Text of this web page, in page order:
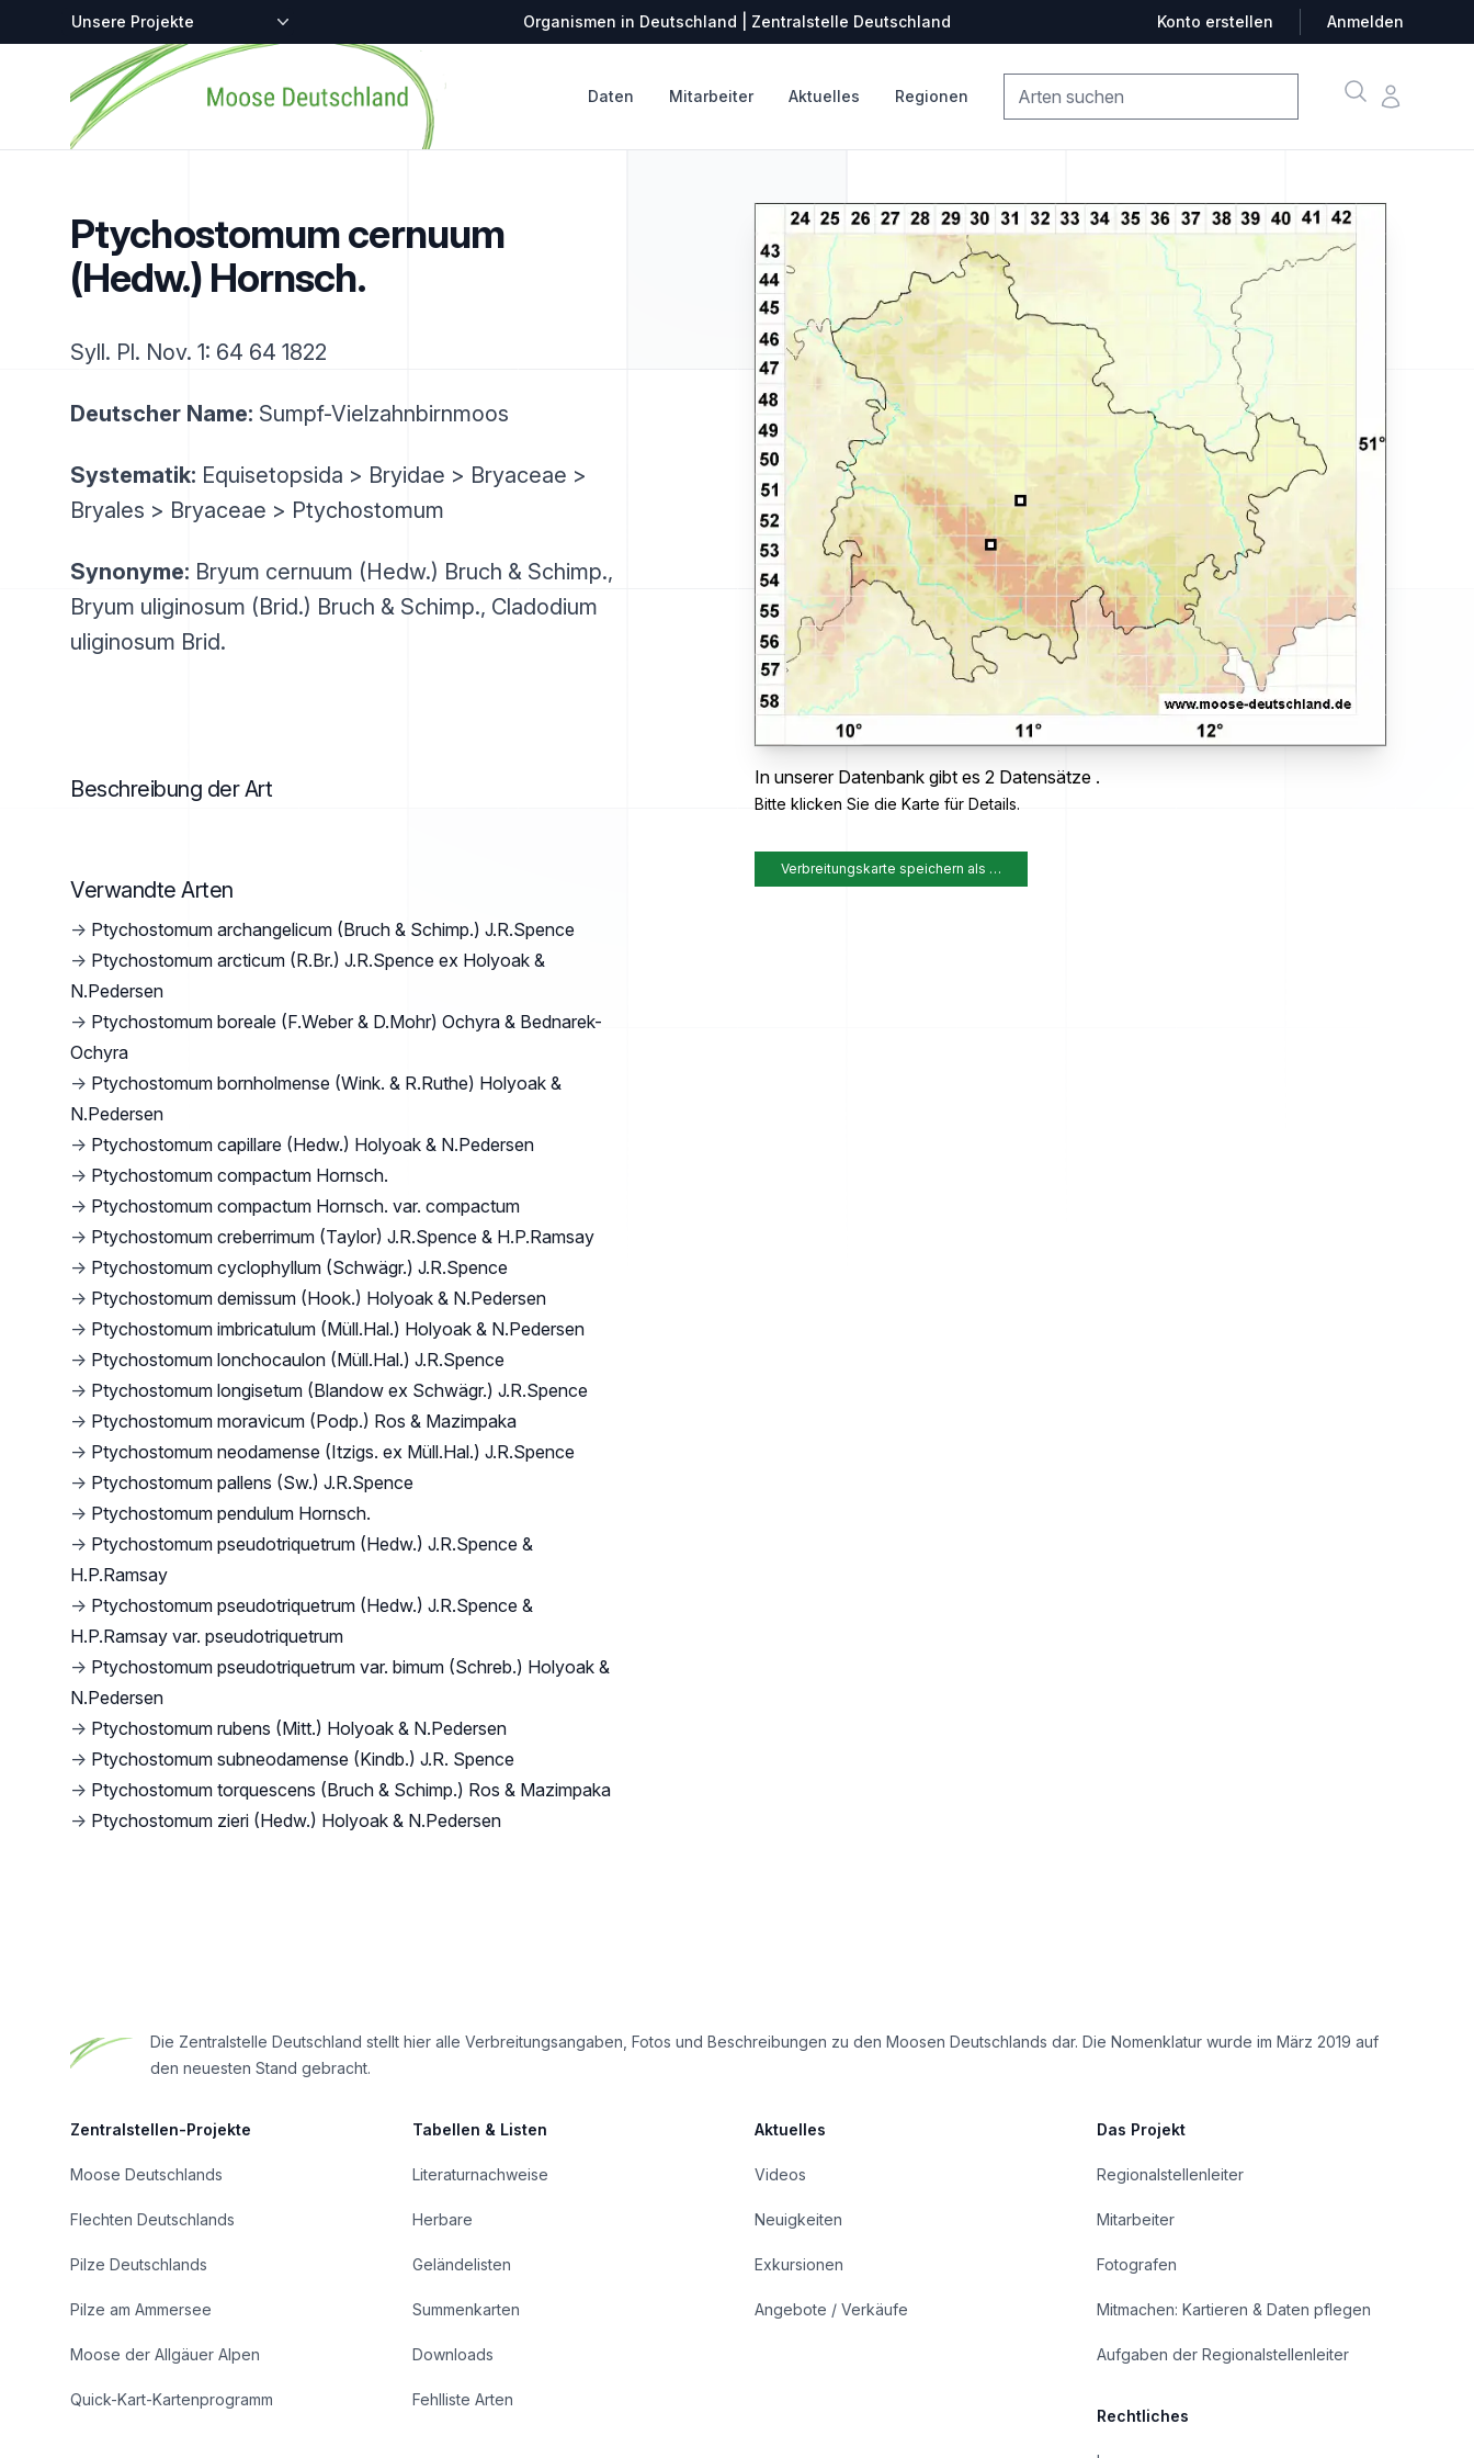
Zentralstellen-Projekte Organismen in Deutschland | Zentralstelle Deutschland Konto erstellen Anmelden
Startseite
Daten Mitarbeiter Aktuelles Regionen SucheKonto
Ptychostomum cernuum
(Hedw.) Hornsch.
Syll. Pl. Nov. 1: 64 64 1822
Deutscher Name: Sumpf-Vielzahnbirnmoos
Systematik: Equisetopsida > Bryidae > Bryaceae >
Bryales > Bryaceae > Ptychostomum
Synonyme: Bryum cernuum (Hedw.) Bruch & Schimp.,
Bryum uliginosum (Brid.) Bruch & Schimp., Cladodium
uliginosum Brid.
In unserer Datenbank gibt es 2 Datensätze .
Bitte klicken Sie die Karte für Details.
Verbreitungskarte speichern als …
Beschreibung der Art
Verwandte Arten
→ Ptychostomum archangelicum (Bruch & Schimp.) J.R.Spence
→ Ptychostomum arcticum (R.Br.) J.R.Spence ex Holyoak &
N.Pedersen
→ Ptychostomum boreale (F.Weber & D.Mohr) Ochyra & Bednarek-
Ochyra
→ Ptychostomum bornholmense (Wink. & R.Ruthe) Holyoak &
N.Pedersen
→ Ptychostomum capillare (Hedw.) Holyoak & N.Pedersen
→ Ptychostomum compactum Hornsch.
→ Ptychostomum compactum Hornsch. var. compactum
→ Ptychostomum creberrimum (Taylor) J.R.Spence & H.P.Ramsay
→ Ptychostomum cyclophyllum (Schwägr.) J.R.Spence
→ Ptychostomum demissum (Hook.) Holyoak & N.Pedersen
→ Ptychostomum imbricatulum (Müll.Hal.) Holyoak & N.Pedersen
→ Ptychostomum lonchocaulon (Müll.Hal.) J.R.Spence
→ Ptychostomum longisetum (Blandow ex Schwägr.) J.R.Spence
→ Ptychostomum moravicum (Podp.) Ros & Mazimpaka
→ Ptychostomum neodamense (Itzigs. ex Müll.Hal.) J.R.Spence
→ Ptychostomum pallens (Sw.) J.R.Spence
→ Ptychostomum pendulum Hornsch.
→ Ptychostomum pseudotriquetrum (Hedw.) J.R.Spence &
H.P.Ramsay
→ Ptychostomum pseudotriquetrum (Hedw.) J.R.Spence &
H.P.Ramsay var. pseudotriquetrum
→ Ptychostomum pseudotriquetrum var. bimum (Schreb.) Holyoak &
N.Pedersen
→ Ptychostomum rubens (Mitt.) Holyoak & N.Pedersen
→ Ptychostomum subneodamense (Kindb.) J.R. Spence
→ Ptychostomum torquescens (Bruch & Schimp.) Ros & Mazimpaka
→ Ptychostomum zieri (Hedw.) Holyoak & N.Pedersen
Die Zentralstelle Deutschland stellt hier alle Verbreitungsangaben, Fotos und Beschreibungen zu den Moosen Deutschlands dar. Die Nomenklatur wurde im März 2019 auf
den neuesten Stand gebracht.
Zentralstellen-Projekte
Moose Deutschlands
Flechten Deutschlands
Pilze Deutschlands
Pilze am Ammersee
Moose der Allgäuer Alpen
Quick-Kart-Kartenprogramm
Tabellen & Listen
Literaturnachweise
Herbare
Geländelisten
Summenkarten
Downloads
Fehlliste Arten
Aktuelles
Videos
Neuigkeiten
Exkursionen
Angebote / Verkäufe
Das Projekt
Regionalstellenleiter
Mitarbeiter
Fotografen
Mitmachen: Kartieren & Daten pflegen
Aufgaben der Regionalstellenleiter
Rechtliches